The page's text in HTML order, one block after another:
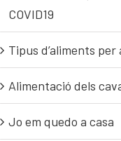
COVID19
Tipus d’aliments per
Alimentació dels
Jo em quedo a casa